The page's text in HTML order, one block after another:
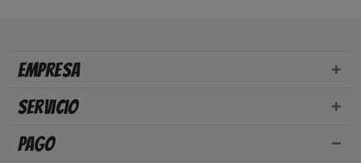
Empresa
Servicio
Pago